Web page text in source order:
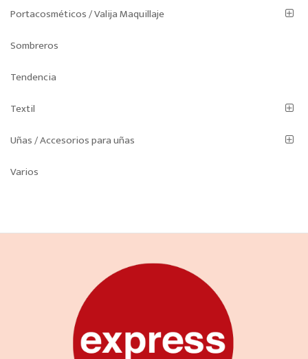
Portacosméticos / Valija Maquillaje
Sombreros
Tendencia
Textil
Uñas / Accesorios para uñas
Varios